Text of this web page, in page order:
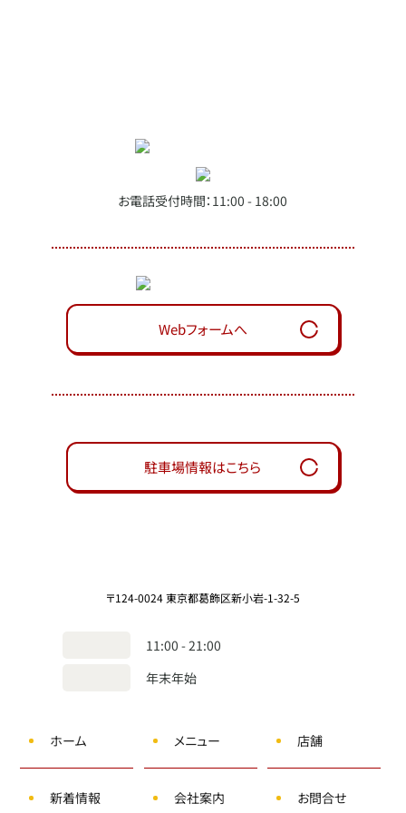
お電話受付時間：11:00 - 18:00
Webフォームへ
駐車場情報はこちら
〒124-0024 東京都葛飾区新小岩-1-32-5
11:00 - 21:00
年末年始
ホーム メニュー 店舗
新着情報 会社案内 お問合せ